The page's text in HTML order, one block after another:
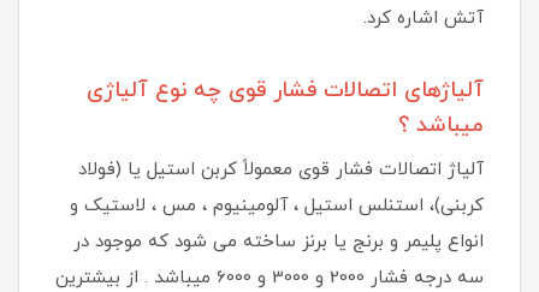
آتش اشاره کرد.
آلیاژهای اتصالات فشار قوی چه نوع آلیاژی
میباشد ؟
آلیاژ اتصالات فشار قوی معمولاً کربن استیل یا (فولاد
کربنی)، استنلس استیل ، آلومینیوم ، مس ، لاستیک و
انواع پلیمر و برنج یا برنز ساخته می شود که موجود در
سه درجه فشار 2000 و 3000 و 6000 میباشد . از بیشترین